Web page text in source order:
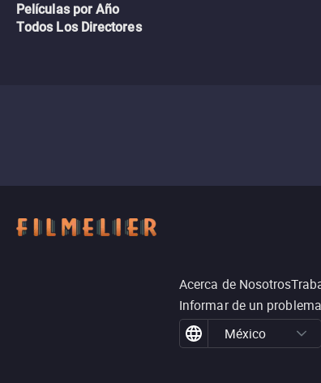
Películas por Año
Todos Los Directores
Acerca de Nosotros
Informar de un problema
México